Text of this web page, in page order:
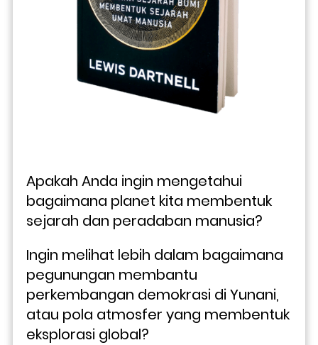
Apakah Anda ingin mengetahui
bagaimana planet kita membentuk
sejarah dan peradaban manusia?
Ingin melihat lebih dalam bagaimana
pegunungan membantu
perkembangan demokrasi di Yunani,
atau pola atmosfer yang membentuk
eksplorasi global?